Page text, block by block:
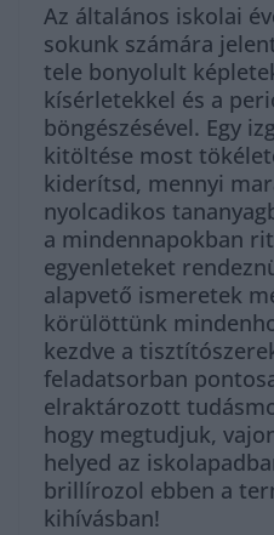
Az általános iskolai
sokunk számára
tele bonyolult
kísérletekkel és a
böngészésével. Egy
kitöltése most
kiderítsd, mennyi
nyolcadikos
a mindennapokban
egyenleteket
alapvető ismeretek
körülöttünk
kezdve a
feladatsorban
elraktározott
hogy megtudjuk,
helyed az
brillírozol ebben a
kihívásban!